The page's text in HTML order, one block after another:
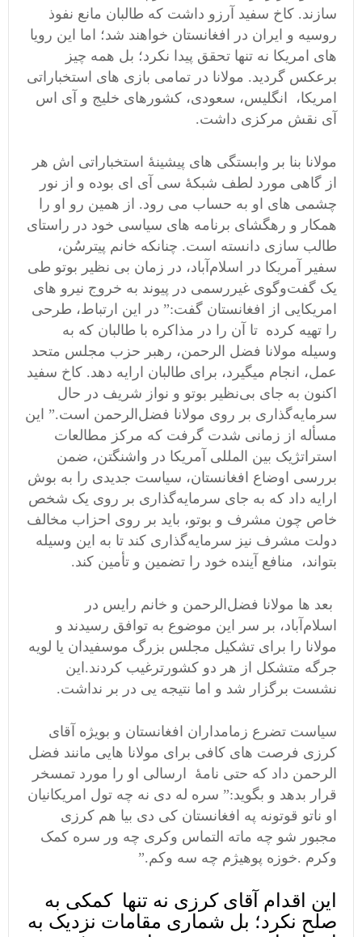
سازند. کاخ سفید آرزو داشت که طالبان مانع نفوذ
روسيه و ايران در افغانستان خواهند شد؛ اما این رویا
های امریکا نه تنها تحقق پیدا نکرد؛ بل همه چیز
برعکس گردید. مولانا در تمامی بازی های استخباراتی
امریکا، انگلیس، سعودی، کشورهای خلیج و آی اس
آی نقش مرکزی داشت.
مولانا بنا بر وابستگی های پیشینۀ استخباراتی اش هر
از گاهی مورد لطف شبکۀ سی آی ای بوده و از نور
چشمی های او به حساب می رود. از همین رو او را
همکار و رهگشای برنامه های سیاسی خود در راستای
طالب سازی دانسته است. چنانکه خانم پیترسُن،
سفیر آمریکا در اسلام‌آباد، در زمان بی نظیر بوتو طی
یک گفت‌وگوی غیررسمی در پیوند به خروج نیرو های
امریکایی از افغانستان گفت:” در این ارتباط، طرحی
را تهیه کرده تا آن را در مذاکره با طالبان که به
وسیله مولانا فضل الرحمن،‌ رهبر حزب مجلس متحد
عمل، انجام میگیرد، برای طالبان ارایه دهد. کاخ سفید
اکنون به جای بی‌نظیر بوتو و نواز شریف در حال
سرمایه‌گذاری بر روی مولانا فضل‌الرحمن است.” این
مسأله از زمانی شدت گرفت که مرکز مطالعات
استراتژیک بین المللی آمریکا در واشنگتن، ضمن
بررسی اوضاع افغانستان، سیاست جدیدی را به بوش
ارایه داد که به جای سرمایه‌گذاری بر روی یک شخص
خاص چون مشرف و بوتو، باید بر روی احزاب مخالف
دولت مشرف نیز سرمایه‌گذاری کند تا به این وسیله
بتواند، منافع آینده خود را تضمین و تأمین کند.
بعد ها مولانا فضل‌الرحمن و خانم رایس در
اسلام‌آباد، بر سر این موضوع به توافق رسیدند و
مولانا را برای تشکیل مجلس بزرگ موسفیدان یا لویه
جرگه متشکل از هر دو کشورترغیب کردند.این
نشست برگزار شد و اما نتیجه یی در بر نداشت.
سیاست تضرع زمامداران افغانستان و بویژه آقای
کرزی فرصت های کافی برای مولانا هایی مانند فضل
الرحمن داد که حتی نامۀ ارسالی او را مورد تمسخر
قرار بدهد و بگوید:” سره له دی نه چه تول امریکانیان
او ناتو قوتونه په افغانستان کی دی بیا هم کرزی
مجبور شو چه ماته التماس وکری چه ور سره کمک
وکرم .خوزه پوهیژم چه سه وکم.”
این اقدام آقای کرزی نه تنها کمکی به
صلح نکرد؛ بل شماری مقامات نزدیک به